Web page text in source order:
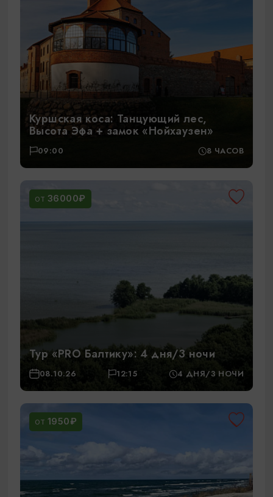
Куршская коса: Танцующий лес,
Высота Эфа + замок «Нойхаузен»
09:00 8 ЧАСОВ
ОТ 36000₽
Тур «PRO Балтику»: 4 дня/3 ночи
08.10.26 12:15 4 ДНЯ/3 НОЧИ
ОТ 1950₽